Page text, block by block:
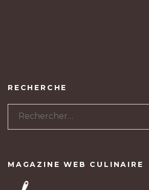
RECHERCHE
Rechercher :
MAGAZINE WEB CULINAIRE